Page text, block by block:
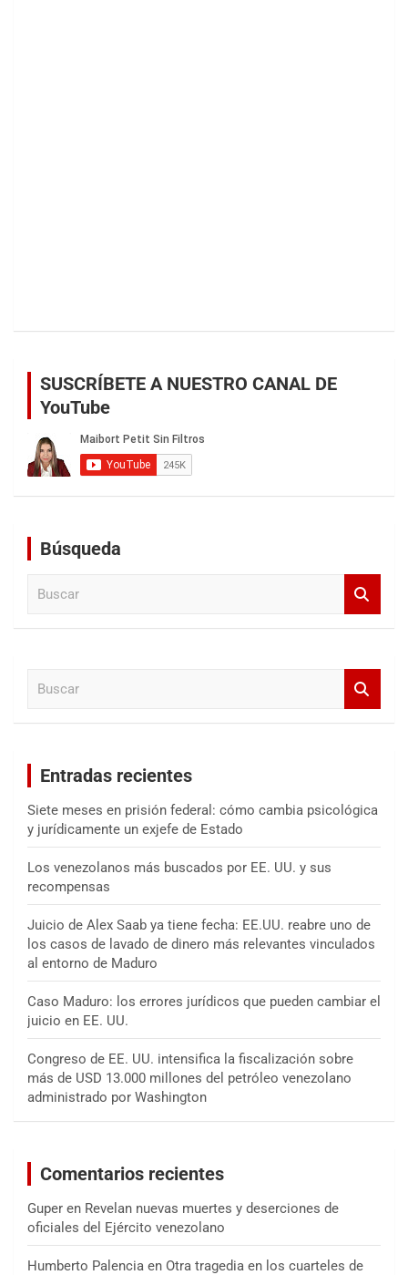
SUSCRÍBETE A NUESTRO CANAL DE
YouTube
Búsqueda
Entradas recientes
Siete meses en prisión federal: cómo cambia psicológica
y jurídicamente un exjefe de Estado
Los venezolanos más buscados por EE. UU. y sus
recompensas
Juicio de Alex Saab ya tiene fecha: EE.UU. reabre uno de
los casos de lavado de dinero más relevantes vinculados
al entorno de Maduro
Caso Maduro: los errores jurídicos que pueden cambiar el
juicio en EE. UU.
Congreso de EE. UU. intensifica la fiscalización sobre
más de USD 13.000 millones del petróleo venezolano
administrado por Washington
Comentarios recientes
Guper en Revelan nuevas muertes y deserciones de
oficiales del Ejército venezolano
Humberto Palencia en Otra tragedia en los cuarteles de